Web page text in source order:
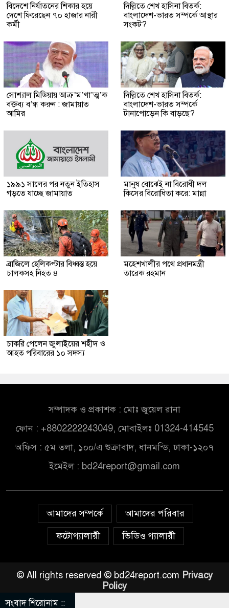
বিদেশে নির্যাতনের শিকার হয়ে
দেশে ফিরেছেন ৭০ হাজার নারী
কর্মী
দিল্লিতে শেখ হাসিনা বিতর্ক:
বাংলাদেশ-ভারত সম্পর্কে আস্থার
সংকট?
সোশ্যাল মিডিয়ায় আক্র’ম’ণা’ত্ম’ক
বক্তব্য ব’ন্ধ করুন : জামায়াত
আমির
দিল্লিতে শেখ হাসিনা বিতর্ক:
বাংলাদেশ-ভারত সম্পর্কে
টানাপোড়েন কি বাড়ছে?
১৯৯১ সালের পর নতুন ইতিহাস
গড়তে যাচ্ছে জামায়াত
মানুষ বোঝেই না বিরোধী দল
কিসের বিরোধিতা করে: মান্না
ব্রাজিলে হেলিকপ্টার বিধ্বস্ত হয়ে
চালকসহ নিহত ৪
মহেশখালীর পথে প্রধানমন্ত্রী
তারেক রহমান
চাকরি পেলেন জুলাইয়ের শহীদ ও
আহত পরিবারের ১০ সদস্য
সম্পাদক ও প্রকাশক : মোঃ জুয়েল রানা
ফোন : +8802222243049, মোবাইলঃ 01324-414545
অফিস : ৫ম তলা, ১০০/এ শুক্রাবাদ, ধানমন্ডি, ঢাকা-১২০৭
ইমেইল : bd24report@gmail.com
আমাদের সম্পর্কে
আমাদের পরিবার
ফটোগ্যালারী
ভিডিও গ্যালারী
© All rights reserved © bd24report.com Privacy
Policy
সংবাদ শিরোনাম ::
৬ মন্ত্রী-প্রতিমন্ত্রী